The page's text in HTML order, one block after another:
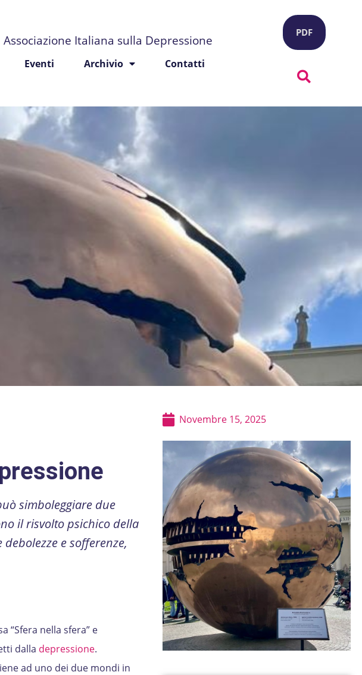
Associazione Italiana sulla Depressione
Eventi Archivio Contatti
PDF
simboleggiare due
il risvolto psichico della
e sofferenze,
“Sfera nella sfera” e
dalla depressione.
ad uno dei due mondi in
Novembre 15, 2025